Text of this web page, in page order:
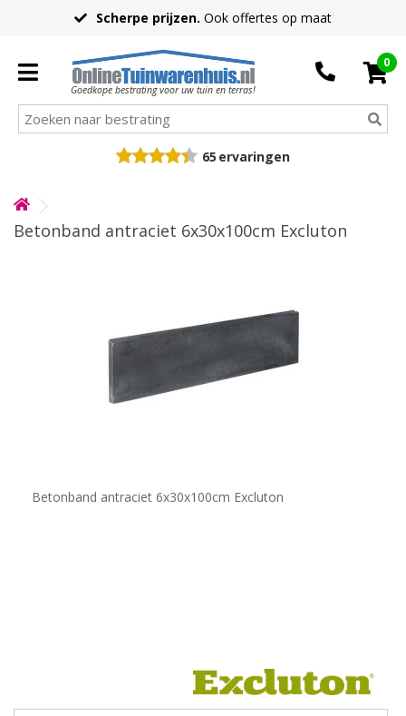
Scherpe prijzen. Ook offertes op maat
Goedkope bestrating voor uw tuin en terras!
0
65 ervaringen
Betonband antraciet 6x30x100cm Excluton
Betonband antraciet 6x30x100cm Excluton